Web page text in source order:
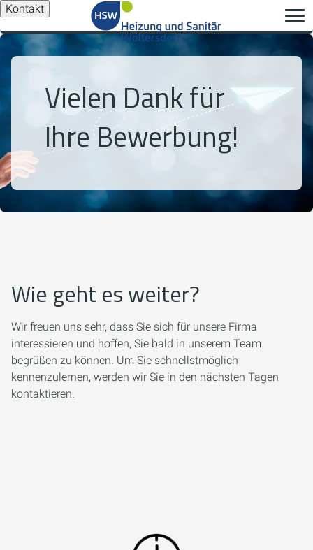
Kontakt
Vielen Dank für
Ihre Bewerbung!
Wie geht es weiter?
Wir freuen uns sehr, dass Sie sich für unsere Firma
interessieren und hoffen, Sie bald in unserem Team
begrüßen zu können. Um Sie schnellstmöglich
kennenzulernen, werden wir Sie in den nächsten Tagen
kontaktieren.